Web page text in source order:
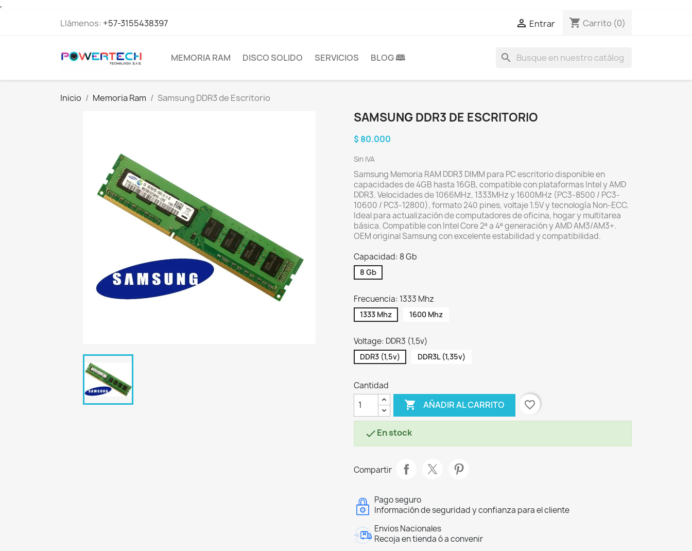
Llámenos: +57-3155438397  Entrar shopping_cart Carrito (0)
search
MEMORIA RAM DISCO SOLIDO SERVICIOS BLOG 🕮
Inicio Memoria Ram Samsung DDR3 de Escritorio
SAMSUNG DDR3 DE ESCRITORIO
$ 80.000
Sin IVA
Samsung Memoria RAM DDR3 DIMM para PC escritorio disponible en
capacidades de 4GB hasta 16GB, compatible con plataformas Intel y AMD
DDR3. Velocidades de 1066MHz, 1333MHz y 1600MHz (PC3-8500 / PC3-
10600 / PC3-12800), formato 240 pines, voltaje 1.5V y tecnología Non-ECC.
Ideal para actualización de computadores de oficina, hogar y multitarea
básica. Compatible con Intel Core 2ª a 4ª generación y AMD AM3/AM3+.
OEM original Samsung con excelente estabilidad y compatibilidad.
Capacidad: 8 Gb
8 Gb
Frecuencia: 1333 Mhz
1333 Mhz 1600 Mhz
Voltage: DDR3 (1,5v)
DDR3 (1,5v) DDR3L (1,35v)
Cantidad
 AÑADIR AL CARRITO favorite_border
En stock
Compartir
Pago seguro
Información de seguridad y confianza para el cliente
Envios Nacionales
Recoja en tienda ó a convenir